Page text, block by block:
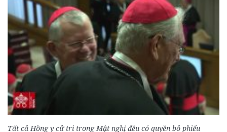
Tất cả Hồng y cử tri trong Mật nghị đều có quyền bỏ phiếu